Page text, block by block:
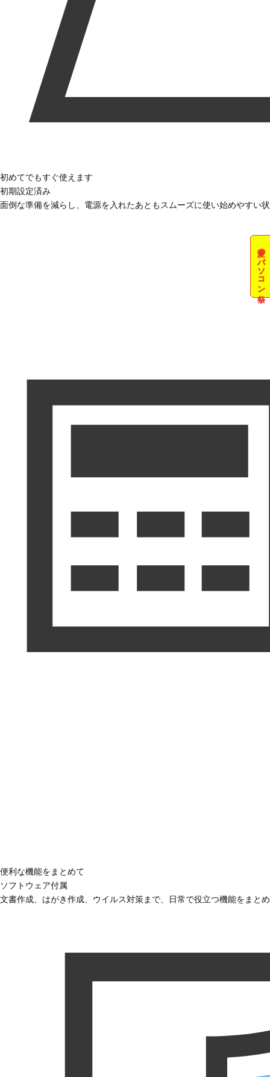
夏のパソコン祭
初めてでもすぐ使えます
初期設定済み
面倒な準備を減らし、電源を入れたあともスムーズに使い始めやすい
便利な機能をまとめて
ソフトウェア付属
文書作成、はがき作成、ウイルス対策まで、日常で役立つ機能をまと